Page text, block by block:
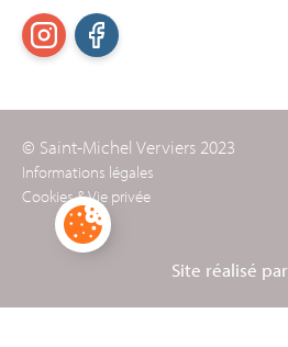
© Saint-Michel Verviers 2023
Informations légales
Cookies & Vie privée
Site réalisé par